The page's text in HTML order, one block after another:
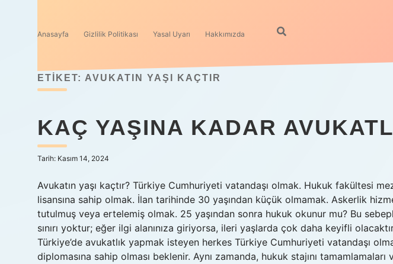
Anasayfa Gizlilik Politikası Yasal Uyarı Hakkımızda
ETIKET: AVUKATIN YAŞI KAÇTIR
KAÇ YAŞINA KADAR
Tarih: Kasım 14, 2024
Avukatın yaşı kaçtır? Türkiye Cumhuriyeti vatandaşı olmak. Hukuk fakültesi
lisansına sahip olmak. İlan tarihinde 30 yaşından küçük olmamak. Askerlik
tutulmuş veya ertelemiş olmak. 25 yaşından sonra hukuk okunur mu? Bu
sınırı yoktur; eğer ilgi alanınıza giriyorsa, ileri yaşlarda çok daha keyifli
Türkiye’de avukatlık yapmak isteyen herkes Türkiye Cumhuriyeti vatandaşı
diplomasına sahip olması beklenir. Aynı zamanda, hukuk stajını